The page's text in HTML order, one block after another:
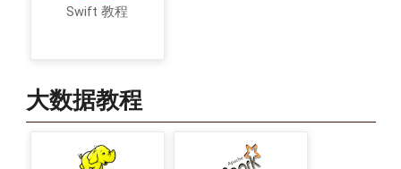
Swift 教程
大数据教程